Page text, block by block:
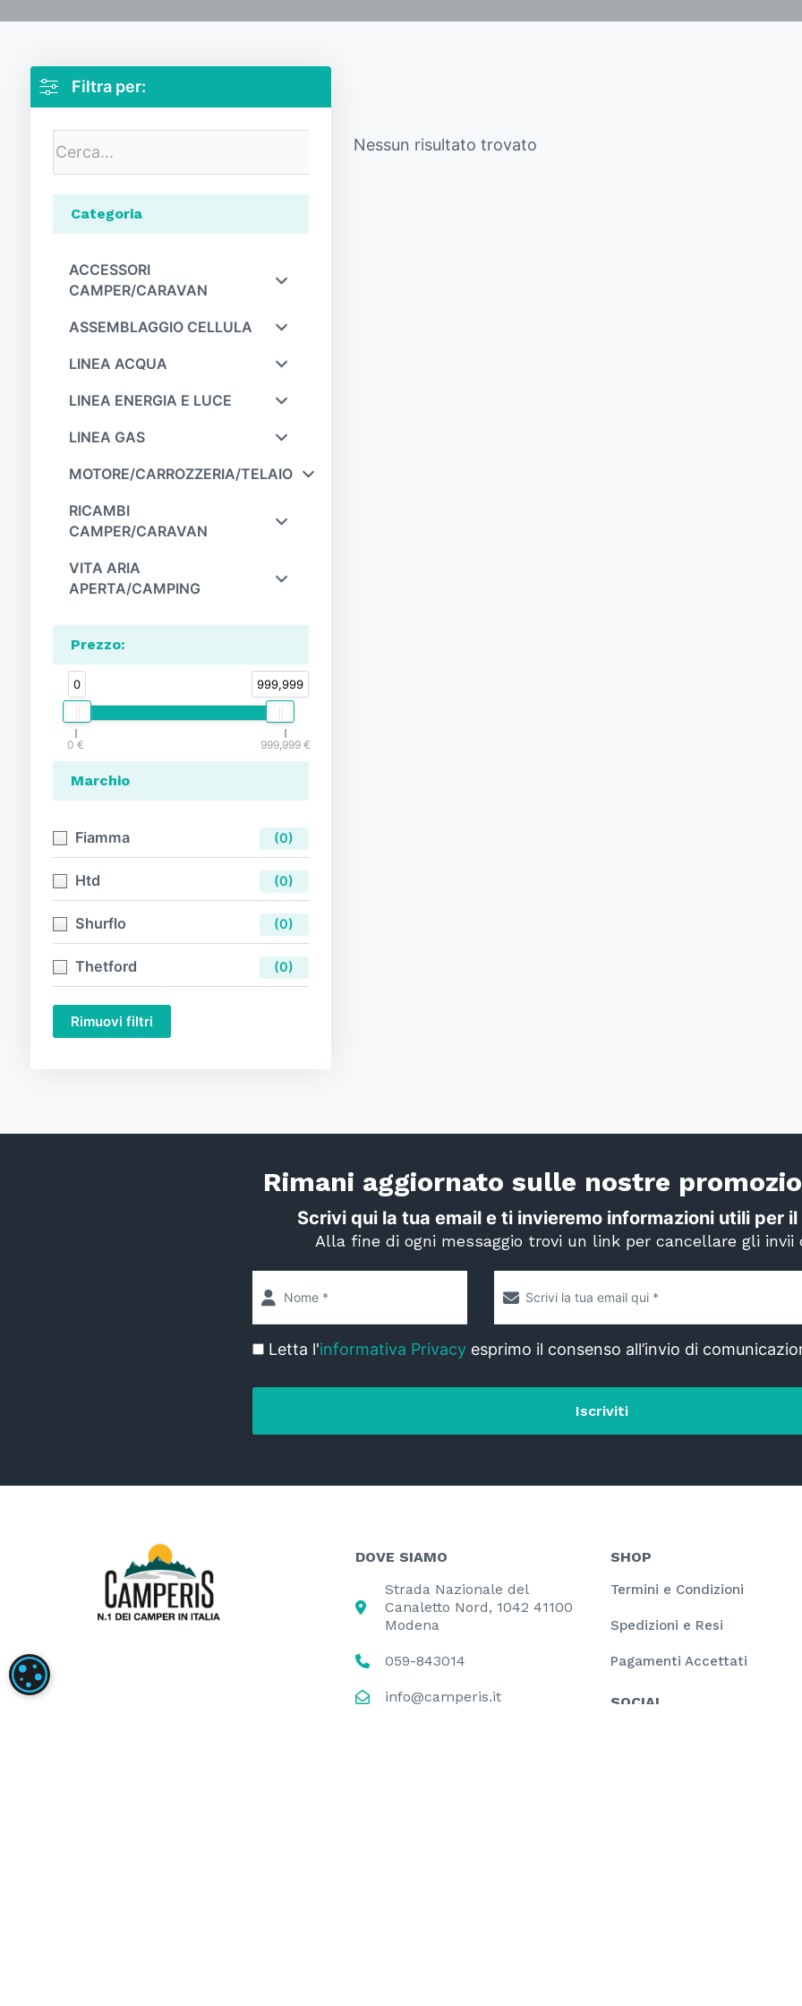
Filtra per:
Categoria
ACCESSORI
CAMPER/CARAVAN
ASSEMBLAGGIO CELLULA
LINEA ACQUA
LINEA ENERGIA E LUCE
LINEA GAS
MOTORE/CARROZZERIA/TELAIO
RICAMBI
CAMPER/CARAVAN
VITA ARIA
APERTA/CAMPING
Prezzo:
0 999,999
0 999,999
Marchio
Fiamma (0)
Htd (0)
Shurflo (0)
Thetford (0)
Rimuovi filtri
Nessun risultato trovato
Rimani aggiornato sulle nostre
Scrivi qui la tua email e ti invieremo informazioni utili per
Alla fine di ogni messaggio trovi un link per cancellare gli invii
Letta l'informativa Privacy esprimo il consenso all’invio di
Iscriviti
DOVE SIAMO
Strada Nazionale del
Canaletto Nord, 1042 41100
Modena
059-843014
info@camperis.it
SHOP
Termini e Condizioni
Spedizioni e Resi
Pagamenti Accettati
SOCIAL
IMPOSTAZIONI DEI COOKIE